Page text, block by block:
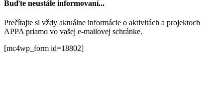
Prečítajte si vždy aktuálne informácie o aktivitách a projektoch
[mc4wp_form id=18802]